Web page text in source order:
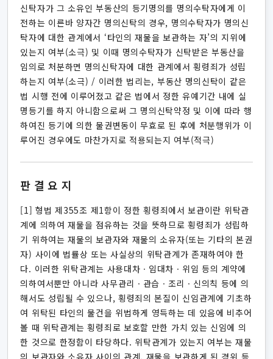
신탁자가 그 소유인 부동산의 등기명의를 명의수탁자에게 이
전하는 이른바 양자간 명의신탁의 경우, 명의수탁자가 명의신
탁자에 대한 관계에서 ‘타인의 재물을 보관하는 자’의 지위에
있는지 여부(소극) 및 이때 명의수탁자가 신탁받은 부동산을
임의로 처분하면 명의신탁자에 대한 관계에서 횡령죄가 성립
하는지 여부(소극) / 이러한 법리는, 부동산 명의신탁이 같은
법 시행 전에 이루어졌고 같은 법에서 정한 유예기간 내에 실
명등기를 하지 아니함으로써 그 명의신탁약정 및 이에 따라 행
하여진 등기에 의한 물권변동이 무효로 된 후에 처분행위가 이
루어진 경우에도 마찬가지로 적용되는지 여부(적극)
판결요지
[1] 형법 제355조 제1항이 정한 횡령죄에서 보관이란 위탁관
계에 의하여 재물을 점유하는 것을 뜻하므로 횡령죄가 성립하
기 위하여는 재물의 보관자와 재물의 소유자(또는 기타의 본권
자) 사이에 법률상 또는 사실상의 위탁관계가 존재하여야 한
다. 이러한 위탁관계는 사용대차ㆍ임대차ㆍ위임 등의 계약에
의하여서뿐만 아니라 사무관리ㆍ관습ㆍ조리ㆍ신의칙 등에 의
해서도 성립될 수 있으나, 횡령죄의 본질이 신임관계에 기초하
여 위탁된 타인의 물건을 위법하게 영득하는 데 있음에 비추어
볼 때 위탁관계는 횡령죄로 보호할 만한 가치 있는 신임에 의
한 것으로 한정함이 타당하다. 위탁관계가 있는지 여부는 재물
의 보관자와 소유자 사이의 관계, 재물을 보관하게 된 경위 등